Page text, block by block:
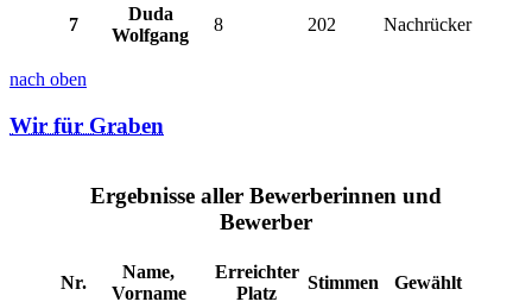
7
Duda
Wolfgang
8 202 Nachrücker
nach oben
Wir für Graben
Ergebnisse aller Bewerberinnen und
Bewerber
Nr.
Name,
Vorname
Erreichter
Platz
Stimmen Gewählt